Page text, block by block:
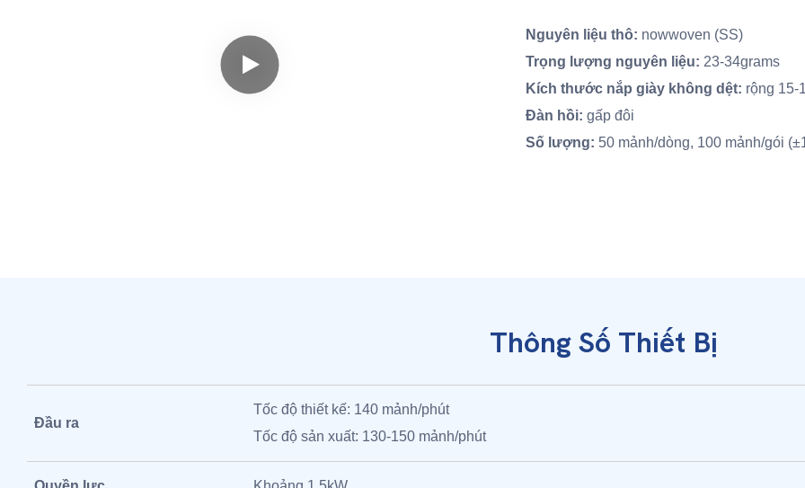
Nguyên liệu thô: nowwoven (SS)
Trọng lượng nguyên liệu: 23-34grams
Kích thước nắp giày không dệt: rộng 15-
Đàn hồi: gấp đôi
Số lượng: 50 mảnh/dòng, 100 mảnh/gói
Thông Số Thiết Bị
Đầu ra
Tốc độ thiết kế: 140 mảnh/phút
Tốc độ sản xuất: 130-150 mảnh/phút